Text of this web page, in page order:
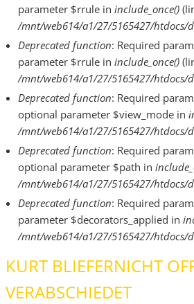
parameter $rrule in include_once()
/mnt/web614/a1/27/5165427/
Deprecated function: Required
parameter $rrule in include_once()
/mnt/web614/a1/27/5165427/
Deprecated function: Required
optional parameter $view_mode in
/mnt/web614/a1/27/5165427/
Deprecated function: Required
optional parameter $path in
/mnt/web614/a1/27/5165427/
Deprecated function: Required
parameter $decorators_applied in
/mnt/web614/a1/27/5165427/
KURT BLIEFERNICHT
VERABSCHIEDET